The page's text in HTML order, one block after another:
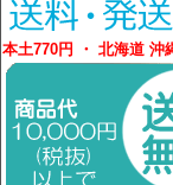
本土770円 ・ 北海道 沖